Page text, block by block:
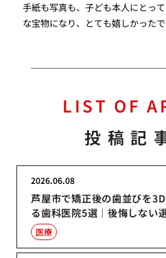
手紙も写真も、子ども本人にとっ
な宝物になり、とても嬉しかったで
LIST OF
投稿記
芦屋市で矯正後の歯並びを
る歯科医院5選｜後悔しない
2026.06.08
医療